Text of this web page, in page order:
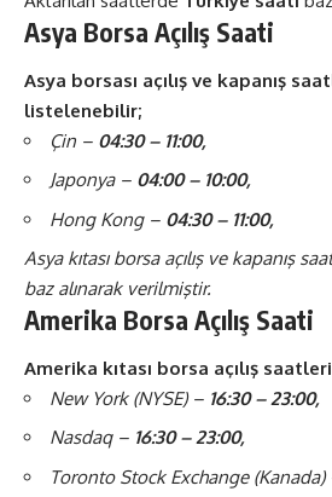
Asya Borsa Açılış Saati
Asya borsası açılış ve kapanış
listelenebilir;
Çin – 04:30 – 11:00,
Japonya – 04:00 – 10:00,
Hong Kong – 04:30 – 11:00,
Asya kıtası borsa açılış ve kapanış
baz alınarak verilmiştir.
Amerika Borsa Açılış Saati
Amerika kıtası borsa açılış
New York (NYSE) – 16:30 – 23:00,
Nasdaq – 16:30 – 23:00,
Toronto Stock Exchange (Kanada)